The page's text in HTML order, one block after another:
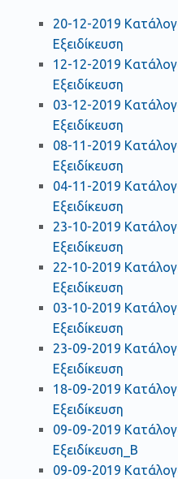
20-12-2019
Εξειδίκευση
12-12-2019
Εξειδίκευση
03-12-2019
Εξειδίκευση
08-11-2019
Εξειδίκευση
04-11-2019
Εξειδίκευση
23-10-2019
Εξειδίκευση
22-10-2019
Εξειδίκευση
03-10-2019
Εξειδίκευση
23-09-2019
Εξειδίκευση
18-09-2019
Εξειδίκευση
09-09-2019
Εξειδίκευση_Β
09-09-2019